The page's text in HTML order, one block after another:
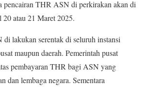
pencairan THR ASN di perkirakan akan di
20 atau 21 Maret 2025.
lakukan serentak di seluruh instansi
maupun daerah. Pemerintah pusat
pembayaran THR bagi ASN yang
dan lembaga negara. Sementara